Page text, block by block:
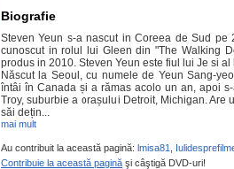
Biografie
Steven Yeun s-a nascut in Coreea de Sud pe
cunoscut in rolul lui Gleen din "The Walking
produs in 2010. Steven Yeun este fiul lui Je si al
Născut la Seoul, cu numele de Yeun Sang-
întâi în Canada și a rămas acolo un an, apoi
Troy, suburbie a orașului Detroit, Michigan. Are
săi dețin...
mai mult
Au contribuit la această pagină: lmisa81
Contribuie la această pagină şi câştigă DVD-uri!